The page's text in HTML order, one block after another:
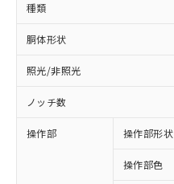
種類
胴体形状
照光/非照光
ノッチ数
操作部 操作部形状
操作部色